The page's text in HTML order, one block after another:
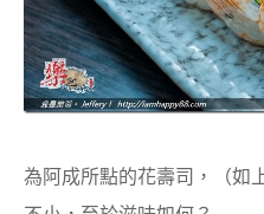
為阿成所點的花壽司，（如